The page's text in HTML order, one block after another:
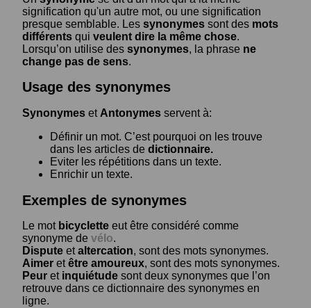
signification qu'un autre mot, ou une signification
presque semblable. Les synonymes sont des mots
différents qui veulent dire la même chose.
Lorsqu’on utilise des synonymes, la phrase ne
change pas de sens.
Usage des synonymes
Synonymes et Antonymes servent à:
Définir un mot. C’est pourquoi on les trouve
dans les articles de dictionnaire.
Eviter les répétitions dans un texte.
Enrichir un texte.
Exemples de synonymes
Le mot bicyclette eut être considéré comme
synonyme de vélo.
Dispute etaltercation, sont des mots synonymes.
Aimer etêtre amoureux, sont des mots synonymes.
Peur et inquiétude sont deux synonymes que l’on
retrouve dans ce dictionnaire des synonymes en
ligne.